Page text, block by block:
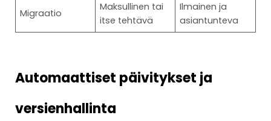
Migraatio
Maksullinen tai
itse tehtävä
Ilmainen ja
asiantunteva
Automaattiset päivitykset ja
versienhallinta